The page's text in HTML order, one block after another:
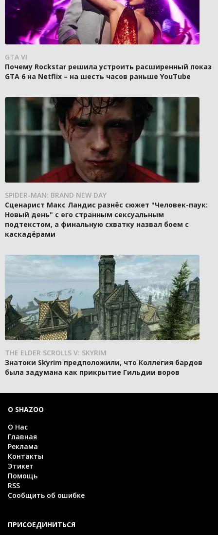
GTA VI
Почему Rockstar решила устроить расширенный показ
GTA 6 на Netflix – на шесть часов раньше YouTube
SPIDER-MAN: BRAND NEW DAY
Сценарист Макс Ландис разнёс сюжет "Человек-паук:
Новый день" с его странным сексуальным
подтекстом, а финальную схватку назвал боем с
каскадёрами
THE ELDER SCROLLS V: SKYRIM
Знатоки Skyrim предположили, что Коллегия бардов
была задумана как прикрытие Гильдии воров
О SHAZOO
О Нас
Главная
Реклама
Контакты
Этикет
Помощь
RSS
Сообщить об ошибке
ПРИСОЕДИНИТЬСЯ